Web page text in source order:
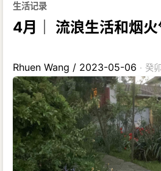
生活记录
4月｜ 流浪生活和烟
Rhuen Wang / 2023-05-06 · 癸